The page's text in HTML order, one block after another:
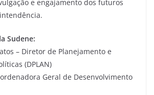
e engajamento dos futuros
Sudene:
– Diretor de Planejamento e
(DPLAN)
Geral de Desenvolvimento